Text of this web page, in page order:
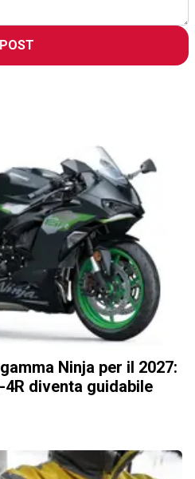
POST
Ninja per il 2027:
diventa guidabile